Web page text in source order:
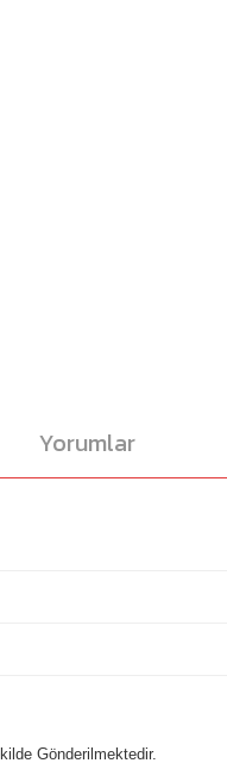
Yorumlar
Gönderilmektedir.